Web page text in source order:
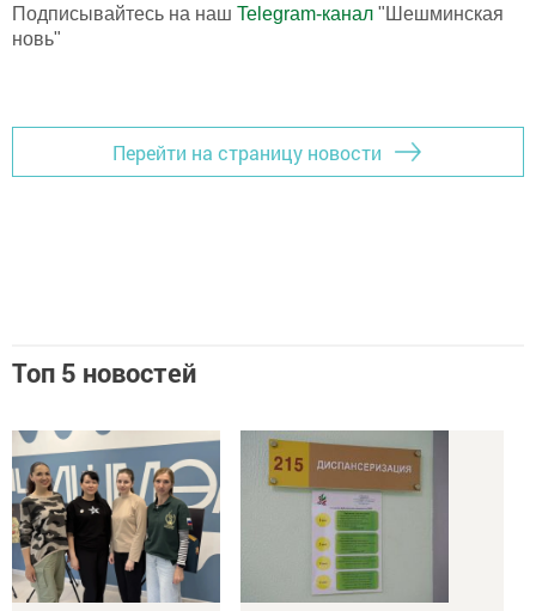
Подписывайтесь на наш Telegram-канал "Шешминская
новь"
Перейти на страницу новости
Топ 5 новостей